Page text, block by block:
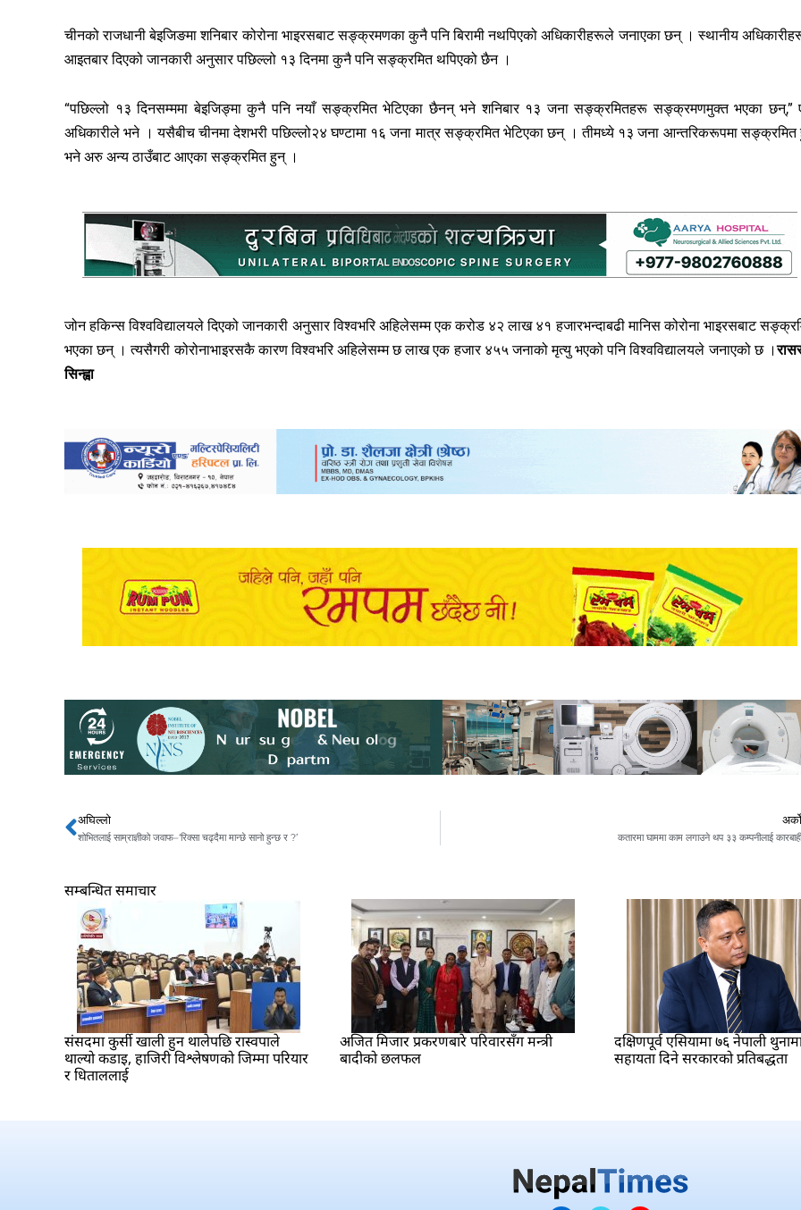
चीनको राजधानी बेइजिङमा शनिबार कोरोना भाइरसबाट सङ्क्रमणका कुनै पनि बिरामी नथपिएको अधिकारीहरूले जनाएका छन् । स्थानीय
आइतबार दिएको जानकारी अनुसार पछिल्लो १३ दिनमा कुनै पनि सङ्क्रमित थपिएको छैन ।
“पछिल्लो १३ दिनसम्ममा बेइजिङ्मा कुनै पनि नयाँ सङ्क्रमित भेटिएका छैनन् भने शनिबार १३ जना सङ्क्रमितहरू सङ्क्रमणमुक्त भएका छन्,”
अधिकारीले भने । यसैबीच चीनमा देशभरी पछिल्लो२४ घण्टामा १६ जना मात्र सङ्क्रमित भेटिएका छन् । तीमध्ये १३ जना आन्तरिकरूपमा सङ्क्रमित
भने अरु अन्य ठाउँबाट आएका सङ्क्रमित हुन् ।
जोन हकिन्स विश्वविद्यालयले दिएको जानकारी अनुसार विश्वभरि अहिलेसम्म एक करोड ४२ लाख ४१ हजारभन्दाबढी मानिस कोरोना भाइरसबाट
भएका छन् । त्यसैगरी कोरोनाभाइरसकै कारण विश्वभरि अहिलेसम्म छ लाख एक हजार ४५५ जनाको मृत्यु भएको पनि विश्वविद्यालयले जनाएको छ ।
सिन्ह्वा
Prev
अघिल्लो
शोभितलाई साम्राज्ञीको जवाफ–‘रिक्सा चढ्दैमा मान्छे सानो हुन्छ र ?’
अर्को
कतारमा घाममा काम लगाउने थप ३३ कम्पनीलाई कारबाही
सम्बन्धित समाचार
संसदमा कुर्सी खाली हुन थालेपछि रास्वपाले
थाल्यो कडाइ, हाजिरी विश्लेषणको जिम्मा परियार
र धिताललाई
अजित मिजार प्रकरणबारे परिवारसँग मन्त्री
बादीको छलफल
दक्षिणपूर्व एसियामा ७६ नेपाली
सहायता दिने सरकारको प्रतिबद्धता